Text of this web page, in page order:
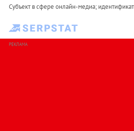
Субъект в сфере онлайн-медиа;
РЕКЛАМА